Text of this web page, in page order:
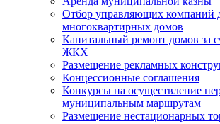
Отбор управляющих компаний
многоквартирных домов
Капитальный ремонт домов за
ЖКХ
Размещение рекламных
Концессионные соглашения
Конкурсы на осуществление
муниципальным маршрутам
Размещение нестационарных